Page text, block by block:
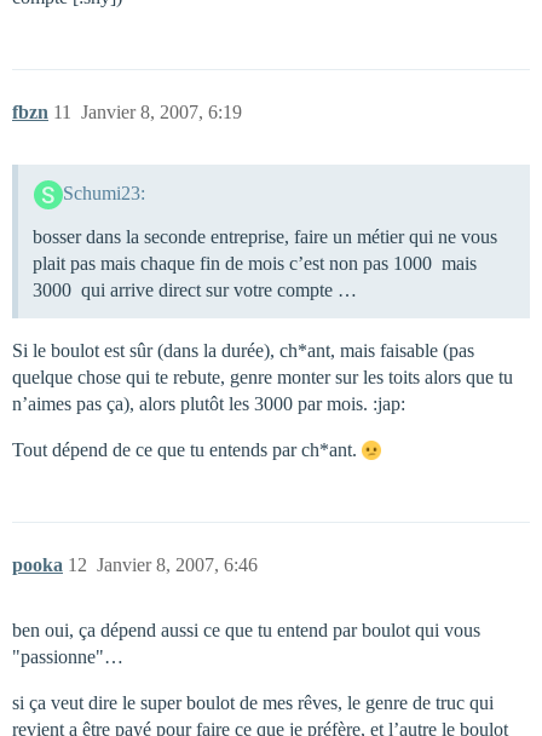
fbzn Janvier 8, 2007, 6:19
11
Schumi23:
bosser dans la seconde entreprise, faire un métier qui ne vous
plait pas mais chaque fin de mois c’est non pas 1000  mais
3000  qui arrive direct sur votre compte …
Si le boulot est sûr (dans la durée), ch*ant, mais faisable (pas
quelque chose qui te rebute, genre monter sur les toits alors que tu
n’aimes pas ça), alors plutôt les 3000 par mois. :jap:
Tout dépend de ce que tu entends par ch*ant.
pooka Janvier 8, 2007, 6:46
12
ben oui, ça dépend aussi ce que tu entend par boulot qui vous
"passionne"…
si ça veut dire le super boulot de mes rêves, le genre de truc qui
revient a être payé pour faire ce que je préfère, et l’autre le boulot